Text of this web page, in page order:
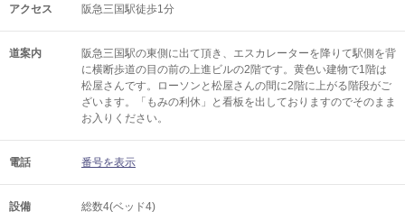
アクセス 阪急三国駅徒歩1分
道案内
阪急三国駅の東側に出て頂き、エスカレーターを降りて駅側を背
に横断歩道の目の前の上進ビルの2階です。黄色い建物で1階は
松屋さんです。ローソンと松屋さんの間に2階に上がる階段がご
ざいます。「もみの利休」と看板を出しておりますのでそのまま
お入りください。
電話 番号を表示
設備 総数4(ベッド4)